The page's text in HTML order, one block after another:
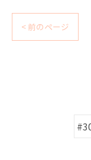
< 前のページ